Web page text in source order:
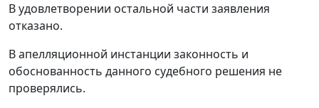
В удовлетворении остальной части заявления
отказано.
В апелляционной инстанции законность и
обоснованность данного судебного решения не
проверялись.